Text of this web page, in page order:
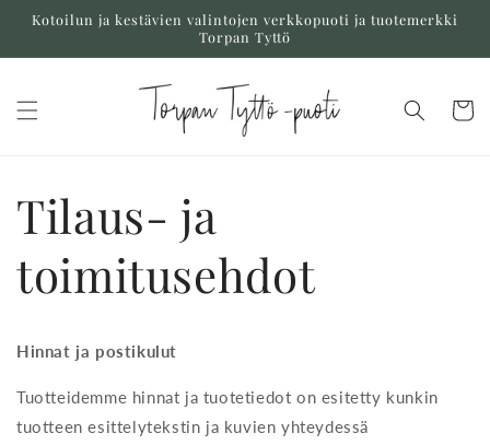
siirry
Kotoilun ja kestävien valintojen verkkopuoti ja tuotemerkki
Torpan Tyttö
Tilaus- ja
toimitusehdot
Hinnat ja postikulut
Tuotteidemme hinnat ja tuotetiedot on esitetty kunkin
tuotteen esittelytekstin ja kuvien yhteydessä